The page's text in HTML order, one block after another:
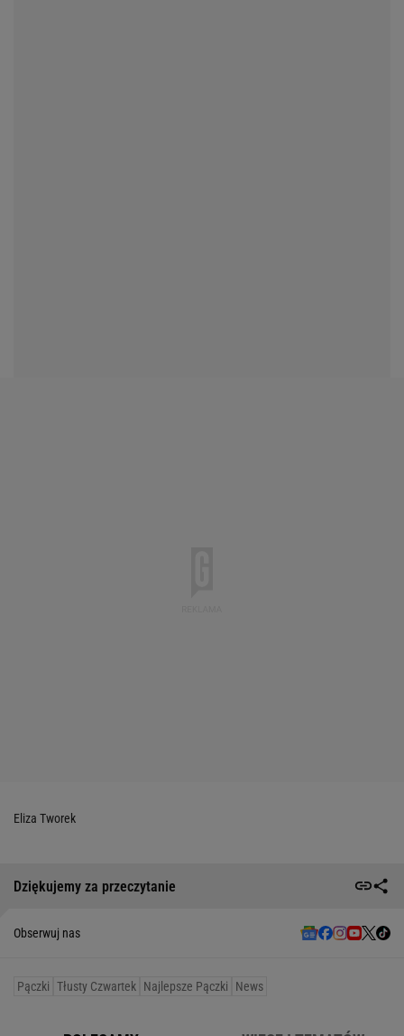
Eliza Tworek
Dziękujemy za przeczytanie
Obserwuj nas
Pączki Tłusty Czwartek Najlepsze Pączki News